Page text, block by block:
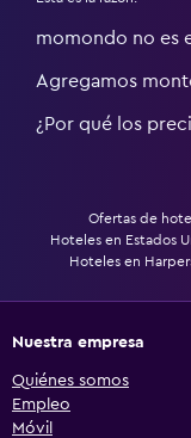
momondo no es
Agregamos
¿Por qué los
Ofertas de hotel
Hoteles en Estados
Hoteles en
Nuestra empresa
Quiénes somos
Empleo
Móvil